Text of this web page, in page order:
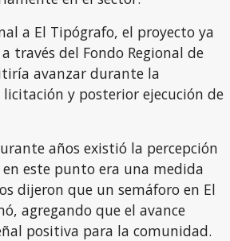
a El Tipógrafo, el proyecto ya
través del Fondo Regional de
avanzar durante la
y posterior ejecución de
años existió la percepción
este punto era una medida
dijeron que un semáforo en El
agregando que el avance
positiva para la comunidad.